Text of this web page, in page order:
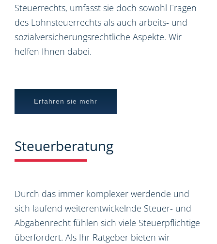
Steuerrechts, umfasst sie doch sowohl Fragen
des Lohnsteuerrechts als auch arbeits- und
sozialversicherungsrechtliche Aspekte. Wir
helfen Ihnen dabei.
Erfahren sie mehr
Steuerberatung
Durch das immer komplexer werdende und
sich laufend weiterentwickelnde Steuer- und
Abgabenrecht fühlen sich viele Steuerpflichtige
überfordert. Als Ihr Ratgeber bieten wir